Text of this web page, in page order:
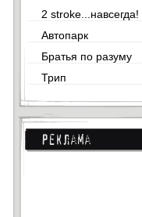
2 stroke...навсегда!
Автопарк
Братья по разуму
Трип
Реклама